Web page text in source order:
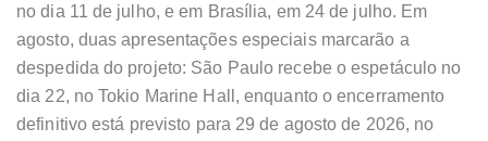
no dia 11 de julho, e em Brasília, em 24 de julho. Em
agosto, duas apresentações especiais marcarão a
despedida do projeto: São Paulo recebe o espetáculo no
dia 22, no Tokio Marine Hall, enquanto o encerramento
definitivo está previsto para 29 de agosto de 2026, no